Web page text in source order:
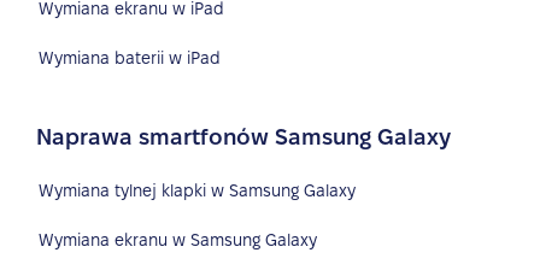
Wymiana ekranu w iPad
Wymiana baterii w iPad
Naprawa smartfonów Samsung Galaxy
Wymiana tylnej klapki w Samsung Galaxy
Wymiana ekranu w Samsung Galaxy